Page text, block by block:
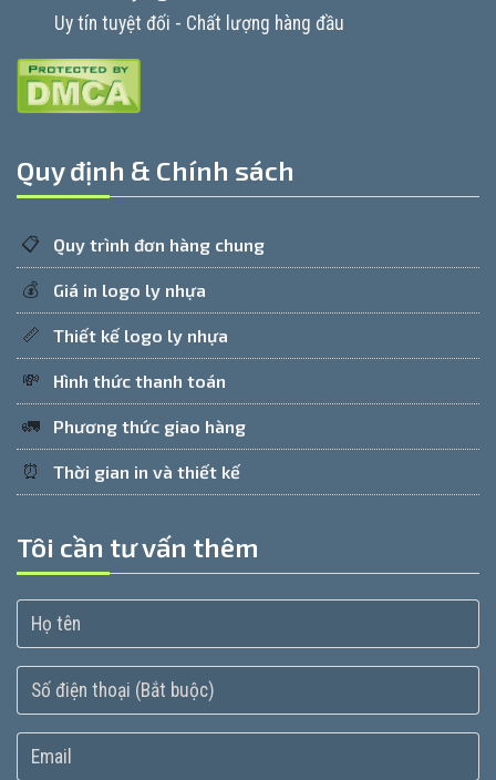
Uy tín tuyệt đối - Chất lượng hàng đầu
Quy định & Chính sách
📋 Quy trình đơn hàng chung
💰 Giá in logo ly nhựa
📏 Thiết kế logo ly nhựa
💸 Hình thức thanh toán
🚛 Phương thức giao hàng
⏰ Thời gian in và thiết kế
Tôi cần tư vấn thêm